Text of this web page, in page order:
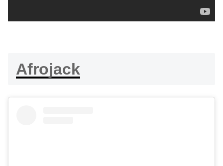
Afrojack